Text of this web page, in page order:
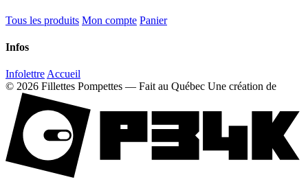
Tous les produits Mon compte Panier
Infos
Infolettre Accueil
© 2026 Fillettes Pompettes — Fait au Québec Une création de